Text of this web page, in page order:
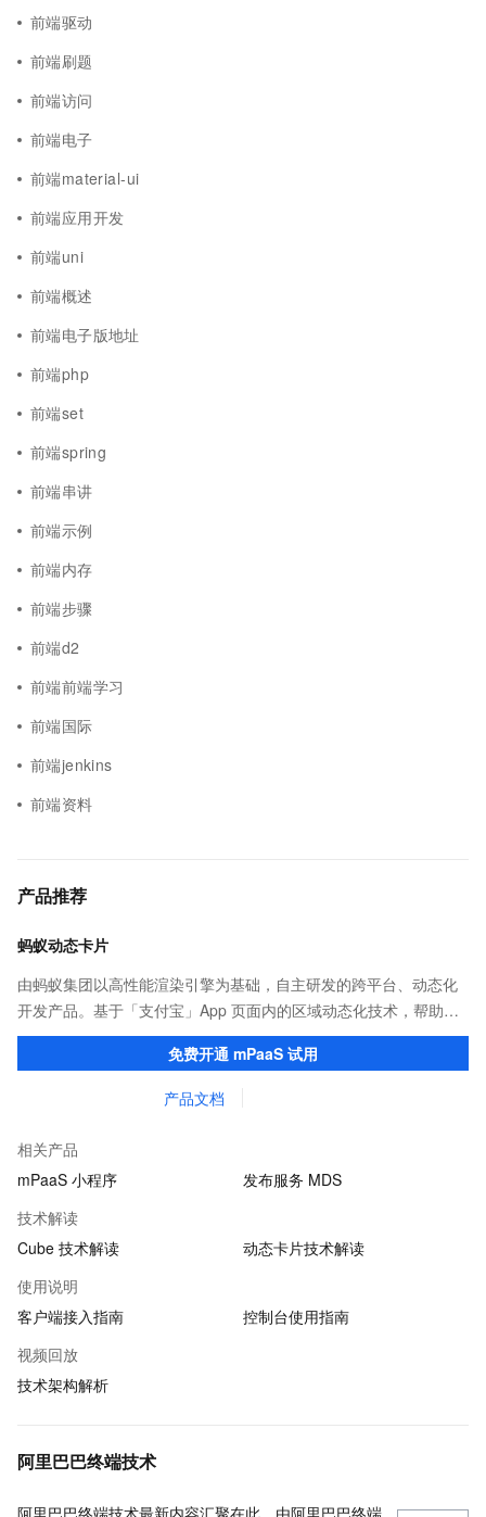
前端驱动
前端刷题
前端访问
前端电子
前端material-ui
前端应用开发
前端uni
前端概述
前端电子版地址
前端php
前端set
前端spring
前端串讲
前端示例
前端内存
前端步骤
前端d2
前端前端学习
前端国际
前端jenkins
前端资料
产品推荐
蚂蚁动态卡片
由蚂蚁集团以高性能渲染引擎为基础，自主研发的跨平台、动态化
开发产品。基于「支付宝」App 页面内的区域动态化技术，帮助客
户提升研发效率的同时，追求轻量、流畅的 App 性能体验。
免费开通 mPaaS 试用
产品文档
相关产品
mPaaS 小程序
发布服务 MDS
技术解读
Cube 技术解读
动态卡片技术解读
使用说明
客户端接入指南
控制台使用指南
视频回放
技术架构解析
阿里巴巴终端技术
阿里巴巴终端技术最新内容汇聚在此，由阿里巴巴终端